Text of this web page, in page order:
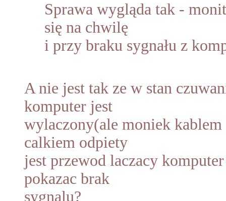
Sprawa wygląda tak -
się na chwilę
i przy braku sygnału z
A nie jest tak ze w stan
komputer jest
wylaczony(ale moniek
calkiem odpiety
jest przewod laczacy
pokazac brak
sygnalu?